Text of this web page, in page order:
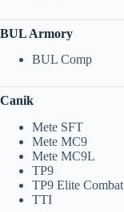
BUL Armory
BUL Comp
Canik
Mete SFT
Mete MC9
Mete MC9L
TP9
TP9 Elite Combat
TTI